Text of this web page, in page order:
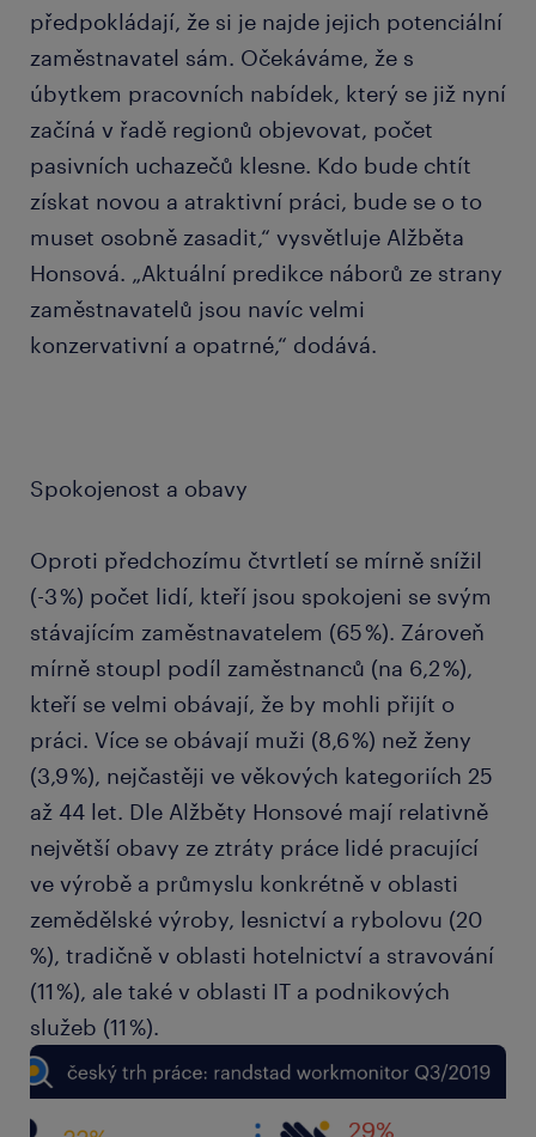
předpokládají, že si je najde jejich potenciální
zaměstnavatel sám. Očekáváme, že s
úbytkem pracovních nabídek, který se již nyní
začíná v řadě regionů objevovat, počet
pasivních uchazečů klesne. Kdo bude chtít
získat novou a atraktivní práci, bude se o to
muset osobně zasadit,“ vysvětluje Alžběta
Honsová. „Aktuální predikce náborů ze strany
zaměstnavatelů jsou navíc velmi
konzervativní a opatrné,“ dodává.
Spokojenost a obavy
Oproti předchozímu čtvrtletí se mírně snížil
(-3 %) počet lidí, kteří jsou spokojeni se svým
stávajícím zaměstnavatelem (65 %). Zároveň
mírně stoupl podíl zaměstnanců (na 6,2 %),
kteří se velmi obávají, že by mohli přijít o
práci. Více se obávají muži (8,6 %) než ženy
(3,9 %), nejčastěji ve věkových kategoriích 25
až 44 let. Dle Alžběty Honsové mají relativně
největší obavy ze ztráty práce lidé pracující
ve výrobě a průmyslu konkrétně v oblasti
zemědělské výroby, lesnictví a rybolovu (20
%), tradičně v oblasti hotelnictví a stravování
(11 %), ale také v oblasti IT a podnikových
služeb (11 %).